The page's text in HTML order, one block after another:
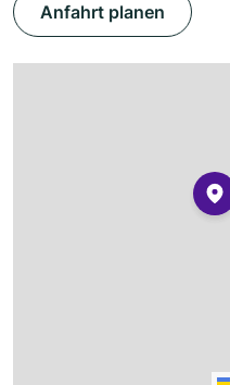
Anfahrt planen